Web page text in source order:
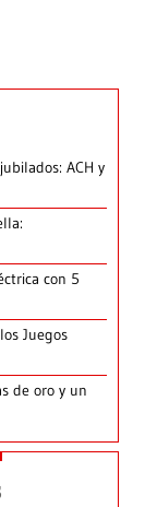
ACH y
con 5
Juegos
de oro y un